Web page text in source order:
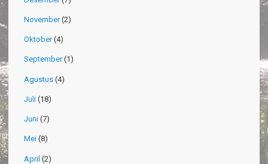
November(2)
Oktober(4)
September(1)
Agustus (4)
Juli (18)
Juni (7)
Mei (8)
April (2)